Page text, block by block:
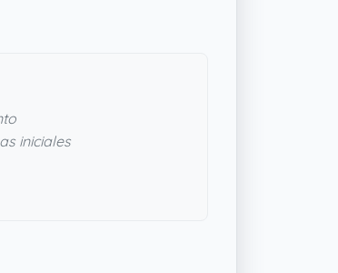
eficaz, esta puede ser la
iniciales